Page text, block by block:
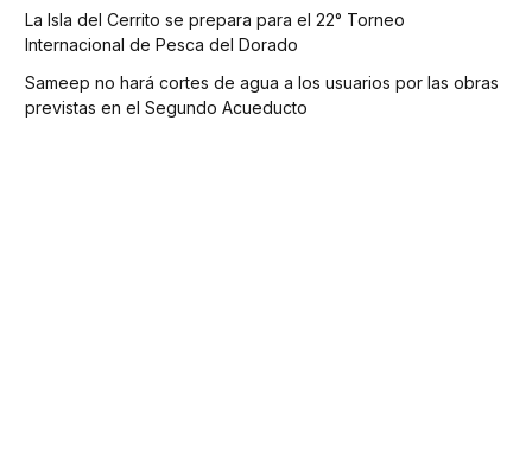
La Isla del Cerrito se prepara para el 22° Torneo
Internacional de Pesca del Dorado
Sameep no hará cortes de agua a los usuarios por las obras
previstas en el Segundo Acueducto